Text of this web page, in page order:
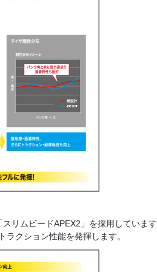
リムビードAPEX2」を採用していま
クション性能を発揮します。